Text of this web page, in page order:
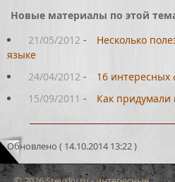
Новые материалы по этой
21/05/2012 -
Несколько
языке
24/04/2012 -
16 интересных
15/09/2011 - Как придумали
Обновлено ( 14.10.2014 13:22 )